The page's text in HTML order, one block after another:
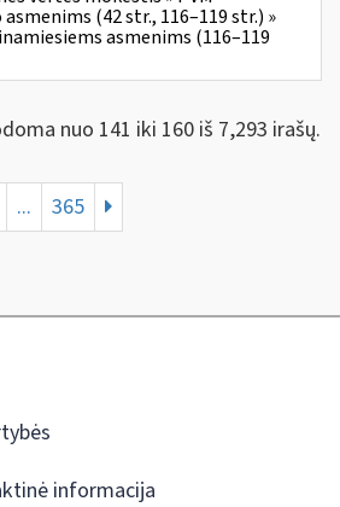
(42 str., 116–119 str.) »
asmenims (116–119
nuo 141 iki 160 iš 7,293 irašų.
... 365
informacija